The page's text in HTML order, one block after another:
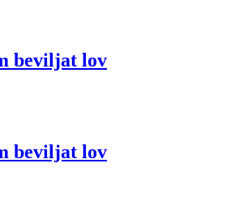
beviljat lov
beviljat lov